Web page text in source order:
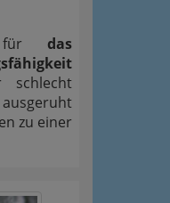
das
schlecht
zu einer